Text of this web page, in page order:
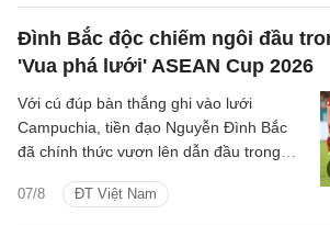
Đình Bắc độc chiếm ngôi đầu
'Vua phá lưới' ASEAN Cup 2026
07/8 ĐT Việt Nam
Với cú đúp bàn thắng ghi vào lưới
Campuchia, tiền đạo Nguyễn Đình Bắc
đã chính thức vươn lên dẫn đầu trong